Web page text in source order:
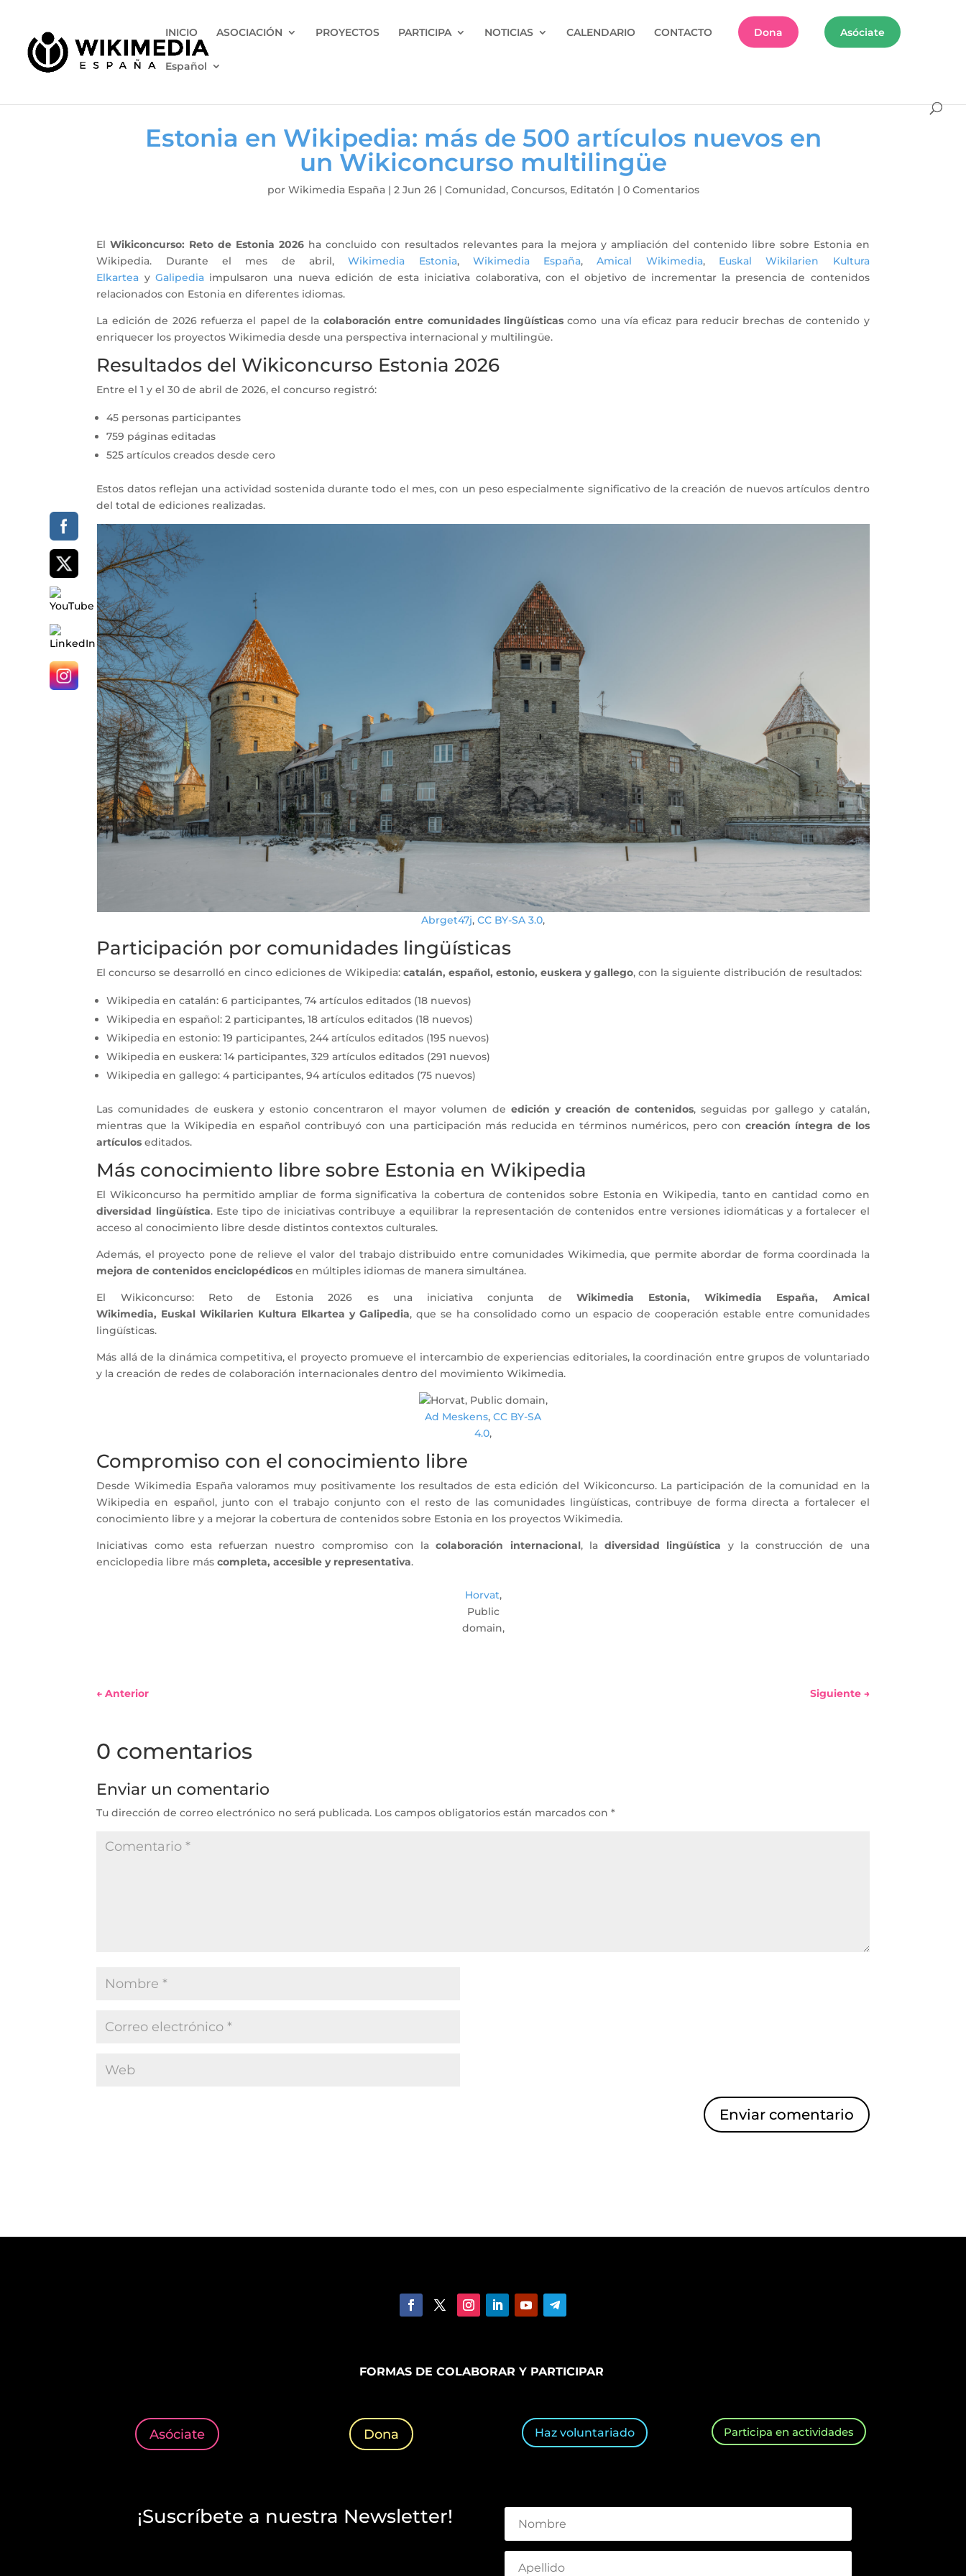
INICIO ASOCIACIÓN PROYECTOS PARTICIPA NOTICIAS CALENDARIO CONTACTO Dona Asóciate
Español
Estonia en Wikipedia: más de 500 artículos nuevos en
un Wikiconcurso multilingüe
por Wikimedia España| 2 Jun 26| Comunidad, Concursos, Editatón | 0 Comentarios
ElWikiconcurso: Reto de Estonia 2026ha concluido con resultados relevantes para la mejora y ampliación del contenido libre sobre Estonia en
Wikipedia. Durante el mes de abril,Wikimedia Estonia, Wikimedia España,Amical Wikimedia, Euskal Wikilarien Kultura
Elkartea y Galipediaimpulsaron una nueva edición de esta iniciativa colaborativa, con el objetivo de incrementar la presencia de contenidos
relacionados con Estonia en diferentes idiomas.
La edición de 2026 refuerza el papel de la colaboración entre comunidades lingüísticascomo una vía eficaz para reducir brechas de contenido y
enriquecer los proyectos Wikimedia desde una perspectiva internacional y multilingüe.
Resultados del Wikiconcurso Estonia 2026
Entre el 1 y el 30 de abril de 2026, el concurso registró:
45 personas participantes
759 páginas editadas
525 artículos creados desde cero
Estos datos reflejan una actividad sostenida durante todo el mes, con un peso especialmente significativo de la creación de nuevos artículos dentro
del total de ediciones realizadas.
Abrget47j, CC BY-SA 3.0,
Participación por comunidades lingüísticas
El concurso se desarrolló en cinco ediciones de Wikipedia:catalán, español, estonio, euskera y gallego, con la siguiente distribución de resultados:
Wikipedia en catalán: 6 participantes, 74 artículos editados (18 nuevos)
Wikipedia en español: 2 participantes, 18 artículos editados (18 nuevos)
Wikipedia en estonio: 19 participantes, 244 artículos editados (195 nuevos)
Wikipedia en euskera: 14 participantes, 329 artículos editados (291 nuevos)
Wikipedia en gallego: 4 participantes, 94 artículos editados (75 nuevos)
Las comunidades de euskera y estonio concentraron el mayor volumen deedición y creación de contenidos, seguidas por gallego y catalán,
mientras que la Wikipedia en español contribuyó con una participación más reducida en términos numéricos, pero con creación íntegra de los
artículos editados.
Más conocimiento libre sobre Estonia en Wikipedia
El Wikiconcurso ha permitido ampliar de forma significativa la cobertura de contenidos sobre Estonia en Wikipedia, tanto en cantidad como en
diversidad lingüística. Este tipo de iniciativas contribuye a equilibrar la representación de contenidos entre versiones idiomáticas y a fortalecer el
acceso al conocimiento libre desde distintos contextos culturales.
Además, el proyecto pone de relieve el valor del trabajo distribuido entre comunidades Wikimedia, que permite abordar de forma coordinada la
mejora de contenidos enciclopédicos en múltiples idiomas de manera simultánea.
El Wikiconcurso: Reto de Estonia 2026 es una iniciativa conjunta de Wikimedia Estonia, Wikimedia España, Amical
Wikimedia, Euskal Wikilarien Kultura Elkartea y Galipedia, que se ha consolidado como un espacio de cooperación estable entre comunidades
lingüísticas.
Más allá de la dinámica competitiva, el proyecto promueve el intercambio de experiencias editoriales, la coordinación entre grupos de voluntariado
y la creación de redes de colaboración internacionales dentro del movimiento Wikimedia.
Ad Meskens, CC BY-SA
4.0,
Compromiso con el conocimiento libre
Desde Wikimedia España valoramos muy positivamente los resultados de esta edición del Wikiconcurso. La participación de la comunidad en la
Wikipedia en español, junto con el trabajo conjunto con el resto de las comunidades lingüísticas, contribuye de forma directa a fortalecer el
conocimiento libre y a mejorar la cobertura de contenidos sobre Estonia en los proyectos Wikimedia.
Iniciativas como esta refuerzan nuestro compromiso con lacolaboración internacional, ladiversidad lingüística y la construcción de una
enciclopedia libre máscompleta, accesible y representativa.
Horvat,
Public
domain,
←Anterior Siguiente→
0 comentarios
Enviar un comentario
Tu dirección de correo electrónico no será publicada. Los campos obligatorios están marcados con*
Enviar comentario
FORMAS DE COLABORAR Y PARTICIPAR
Asóciate Dona Haz voluntariado Participa en actividades
¡Suscríbete a nuestra Newsletter!